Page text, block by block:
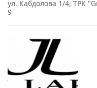
ул. Кабдолова 1/4, ТРК
9